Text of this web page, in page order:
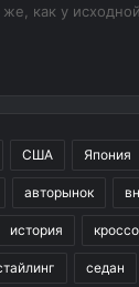
же, как у
США Япония
авторынок
история
седан